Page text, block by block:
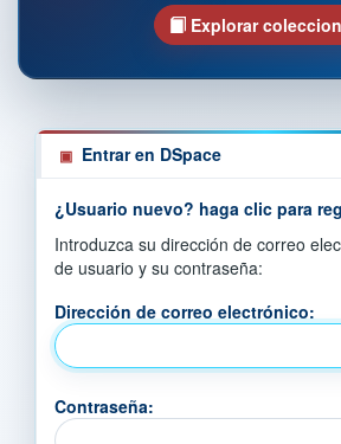
Explorar
Entrar en DSpace
¿Usuario nuevo? haga clic para
Introduzca su dirección de correo
de usuario y su contraseña:
Dirección de correo electrónico:
Contraseña: